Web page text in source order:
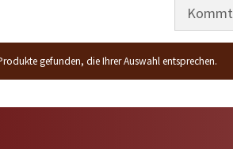
gefunden, die Ihrer Auswahl entsprechen.